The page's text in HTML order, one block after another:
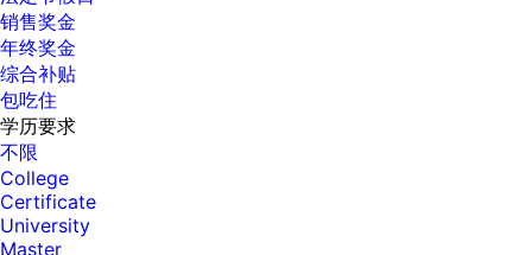
销售奖金
年终奖金
综合补贴
包吃住
学历要求
不限
College
Certificate
University
Master